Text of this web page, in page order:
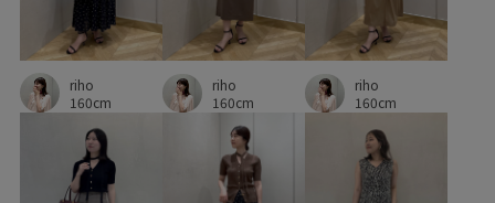
コーディネートを格上げ サテン シワになりにくい
シンプルカットソー ジャケット ジョーゼット ジレ
スエード スッキリ ストレスフリー ストレッチ性
スリット タイト タイトスカート
デイリー使い ナイロン ニット
riho
160cm
riho
160cm
riho
160cm